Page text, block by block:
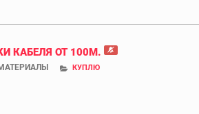
КАБЕЛЯ ОТ 100М.
КУПЛЮ